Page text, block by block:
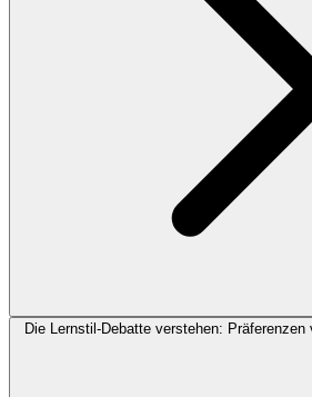
Die Lernstil-Debatte verstehen: